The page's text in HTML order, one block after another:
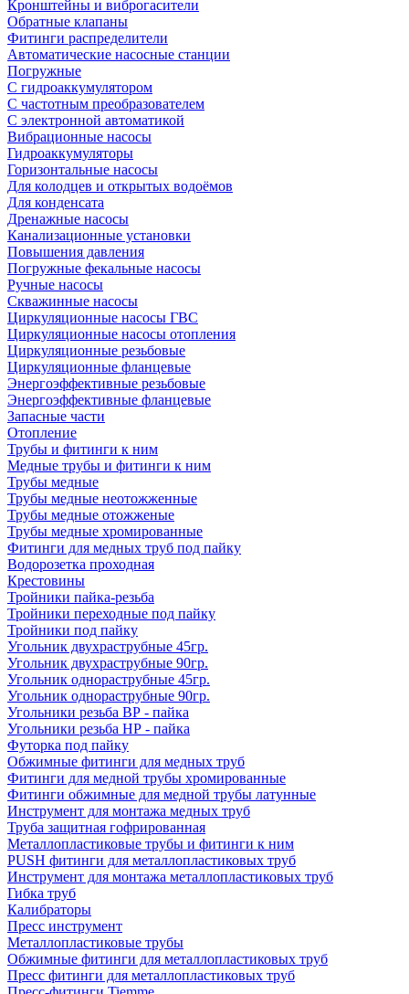
Кронштейны и виброгасители
Обратные клапаны
Фитинги распределители
Автоматические насосные станции
Погружные
С гидроаккумулятором
С частотным преобразователем
С электронной автоматикой
Вибрационные насосы
Гидроаккумуляторы
Горизонтальные насосы
Для колодцев и открытых водоёмов
Для конденсата
Дренажные насосы
Канализационные установки
Повышения давления
Погружные фекальные насосы
Ручные насосы
Скважинные насосы
Циркуляционные насосы ГВС
Циркуляционные насосы отопления
Циркуляционные резьбовые
Циркуляционные фланцевые
Энергоэффективные резьбовые
Энергоэффективные фланцевые
Запасные части
Отопление
Трубы и фитинги к ним
Медные трубы и фитинги к ним
Трубы медные
Трубы медные неотожженные
Трубы медные отожженые
Трубы медные хромированные
Фитинги для медных труб под пайку
Водорозетка проходная
Крестовины
Тройники пайка-резьба
Тройники переходные под пайку
Тройники под пайку
Угольник двухраструбные 45гр.
Угольник двухраструбные 90гр.
Угольник однораструбные 45гр.
Угольник однораструбные 90гр.
Угольники резьба ВР - пайка
Угольники резьба НР - пайка
Футорка под пайку
Обжимные фитинги для медных труб
Фитинги для медной трубы хромированные
Фитинги обжимные для медной трубы латунные
Инструмент для монтажа медных труб
Труба защитная гофрированная
Металлопластиковые трубы и фитинги к ним
PUSH фитинги для металлопластиковых труб
Инструмент для монтажа металлопластиковых труб
Гибка труб
Калибраторы
Пресс инструмент
Металлопластиковые трубы
Обжимные фитинги для металлопластиковых труб
Пресс фитинги для металлопластиковых труб